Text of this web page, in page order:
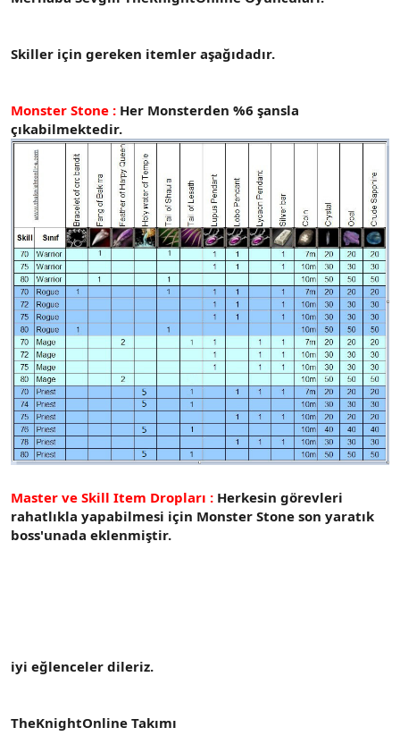
t
i
Skiller için gereken itemler aşağıdadır.
Monster Stone : Her Monsterden %6 şansla
çıkabilmektedir.
Master ve Skill Item Dropları : Herkesin görevleri
rahatlıkla yapabilmesi için Monster Stone son yaratık
boss'unada eklenmiştir.
iyi eğlenceler dileriz.
TheKnightOnline Takımı